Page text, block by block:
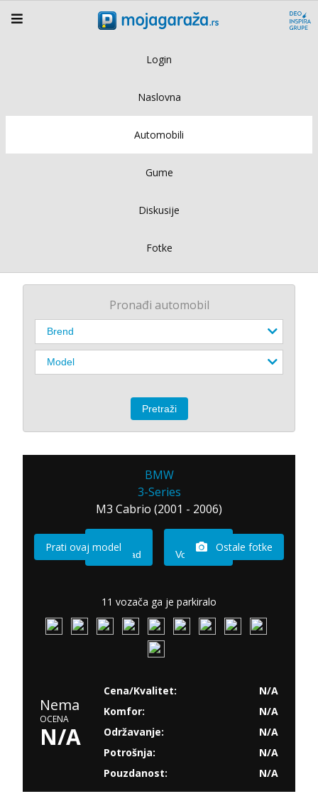
Login
Naslovna
Automobili
Gume
Diskusije
Fotke
Pronađi automobil
BMW
3-Series
M3 Cabrio (2001 - 2006)
Imam sad Vozio sam
Prati ovaj model Ostale fotke
11 vozača ga je parkiralo
Nema
OCENA
N/A
Cena/Kvalitet:
N/A
Komfor:
N/A
Održavanje:
N/A
Potrošnja:
N/A
Pouzdanost:
N/A